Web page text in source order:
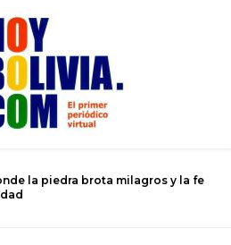
la piedra brota milagros y la fe